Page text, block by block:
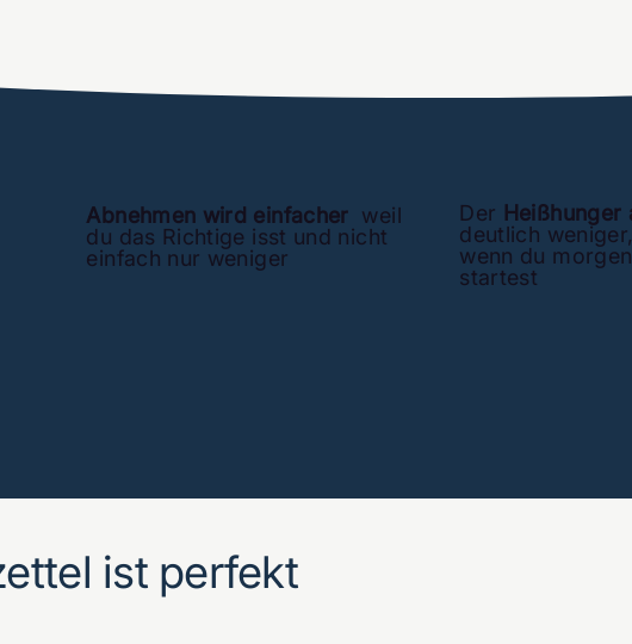
Abnehmen wird einfacher weil
du das Richtige isst und nicht
einfach nur weniger
Der Heißhunger
deutlich
wenn du
startest
ist perfekt